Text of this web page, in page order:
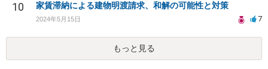
10 家賃滞納による建物明渡請求、和解の可能性と対策
2024年5月15日 7
もっと見る